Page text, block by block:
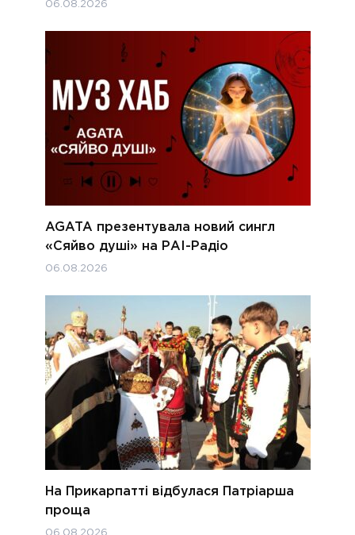
06.08.2026
AGATA презентувала новий сингл
«Сяйво душі» на РАІ-Радіо
06.08.2026
На Прикарпатті відбулася Патріарша
проща
06.08.2026